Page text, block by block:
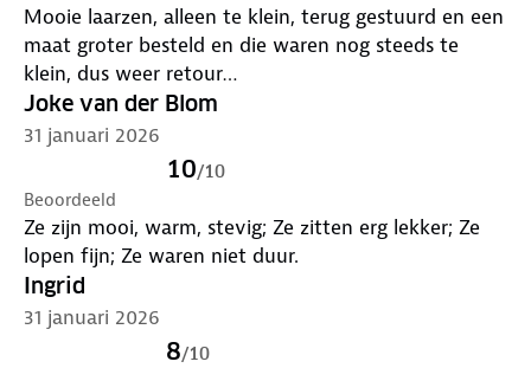
Mooie laarzen, alleen te klein, terug gestuurd en een
maat groter besteld en die waren nog steeds te
klein, dus weer retour…
Joke van der Blom
31 januari 2026
10/10
Beoordeeld
Ze zijn mooi, warm, stevig; Ze zitten erg lekker; Ze
lopen fijn; Ze waren niet duur.
Ingrid
31 januari 2026
8/10